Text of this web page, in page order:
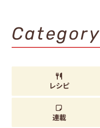
Category
レシピ
連載